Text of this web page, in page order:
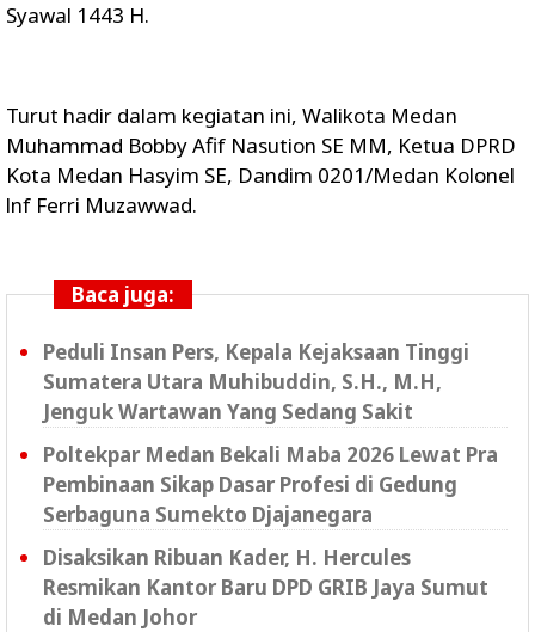
Syawal 1443 H.
Turut hadir dalam kegiatan ini, Walikota Medan
Muhammad Bobby Afif Nasution SE MM, Ketua DPRD
Kota Medan Hasyim SE, Dandim 0201/Medan Kolonel
lnf Ferri Muzawwad.
Baca juga:
Peduli Insan Pers, Kepala Kejaksaan Tinggi
Sumatera Utara Muhibuddin, S.H., M.H,
Jenguk Wartawan Yang Sedang Sakit
Poltekpar Medan Bekali Maba 2026 Lewat Pra
Pembinaan Sikap Dasar Profesi di Gedung
Serbaguna Sumekto Djajanegara
Disaksikan Ribuan Kader, H. Hercules
Resmikan Kantor Baru DPD GRIB Jaya Sumut
di Medan Johor